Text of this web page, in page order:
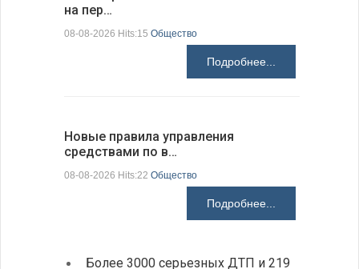
на пер…
08-08-2026 Hits:15 Общество
Подробнее...
Новые правила управления
средствами по в…
08-08-2026 Hits:22 Общество
Подробнее...
Более 3000 серьезных ДТП и 219